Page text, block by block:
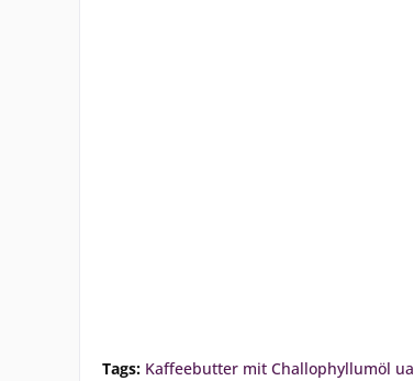
Tags: Kaffeebutter mit Challophyllumöl